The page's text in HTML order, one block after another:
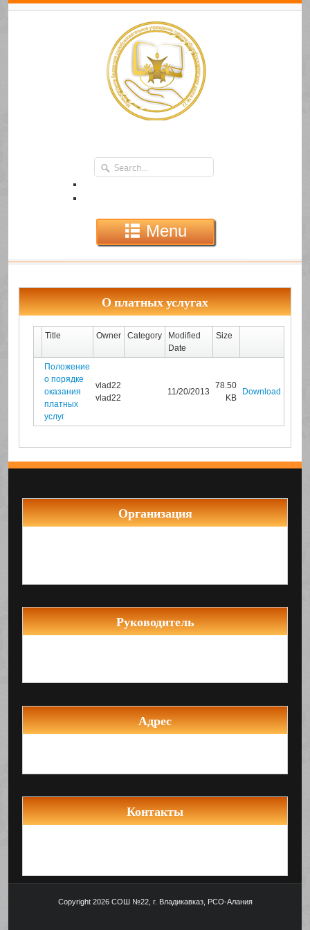
Menu
О платных услугах
Title Owner Category
Modified
Date
Size
Положение
о порядке
оказания
платных
услуг
vlad22
vlad22
11/20/2013
78.50
KB
Download
Организация
Руководитель
Адрес
Контакты
Copyright 2026 СОШ №22, г. Владикавказ, РСО-Алания